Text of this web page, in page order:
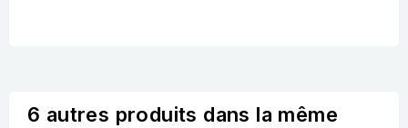
6 autres produits dans la même